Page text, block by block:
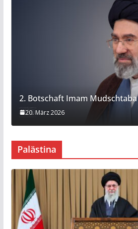
2. Botschaft Imam
20. März 2026
Palästina